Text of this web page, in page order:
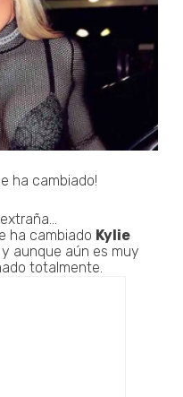
ha cambiado!
ha cambiado Kylie
aunque aún es muy
totalmente.